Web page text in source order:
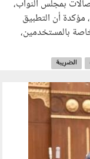
بمجلس النواب،
مؤكدة أن التطبيق
بالمستخدمين،
الضريبة